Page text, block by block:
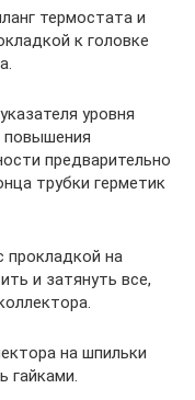
термостата и
к головке
уровня
повышения
предварительно
трубки герметик
прокладкой на
и затянуть все,
на шпильки
гайками.